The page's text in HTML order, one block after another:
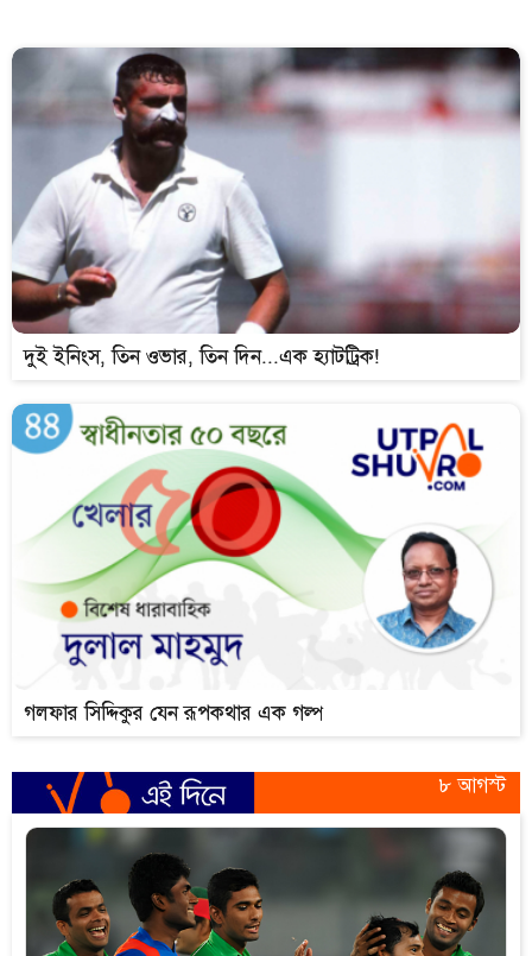
দুই ইনিংস, তিন ওভার, তিন দিন...এক হ্যাটট্রিক!
গলফার সিদ্দিকুর যেন রূপকথার এক গল্প
৮ আগস্ট